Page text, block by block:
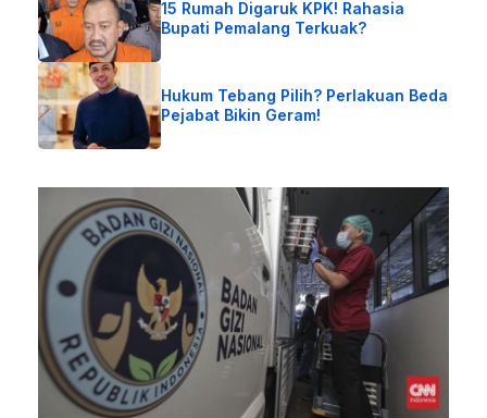
15 Rumah Digaruk KPK! Rahasia
Bupati Pemalang Terkuak?
Hukum Tebang Pilih? Perlakuan Beda
Pejabat Bikin Geram!